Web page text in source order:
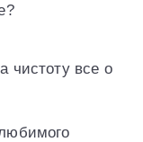
чистоту все о